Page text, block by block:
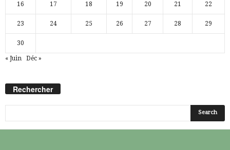
16 17 18 19 20 21 22
23 24 25 26 27 28 29
30
« Juin Déc »
Rechercher